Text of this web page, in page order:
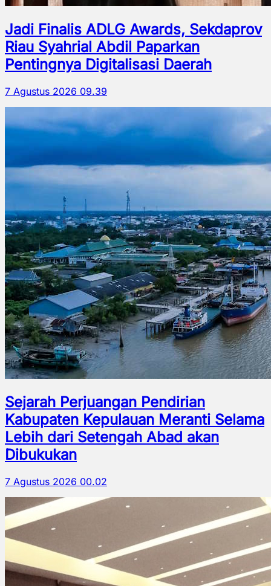
Jadi Finalis ADLG Awards, Sekdaprov
Riau Syahrial Abdil Paparkan
Pentingnya Digitalisasi Daerah
7 Agustus 2026 09.39
Sejarah Perjuangan Pendirian
Kabupaten Kepulauan Meranti Selama
Lebih dari Setengah Abad akan
Dibukukan
7 Agustus 2026 00.02